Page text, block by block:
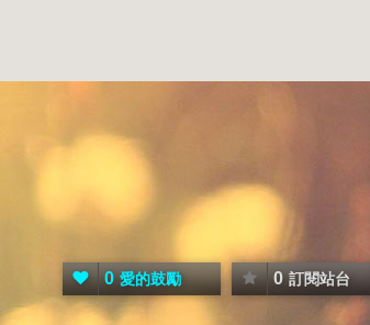
0 愛的鼓勵 0 訂閱站台